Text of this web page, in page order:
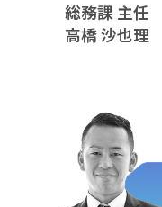
総務課 主任
高橋 沙也理